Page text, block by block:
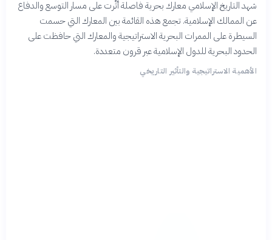
شهد التاريخ الإسلامي معارك بحرية فاصلة أثّرت على مسار التوسع والدفاع
عن الممالك الإسلامية. تجمع هذه القائمة بين المعارك التي حسمت
السيطرة على الممرات البحرية الاستراتيجية والمعارك التي حافظت على
الحدود البحرية للدول الإسلامية عبر قرون متعددة.
الأهمية الاستراتيجية والتأثير التاريخي